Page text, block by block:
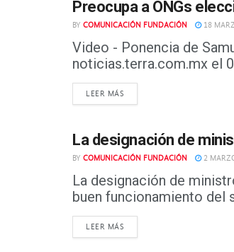
PRESENCIA EN MEDIOS
Preocupa a ONGs
BY COMUNICACIÓN FUNDACIÓN 18
Video - Ponencia de
noticias.terra.com.mx el
LEER MÁS
PRESENCIA EN MEDIOS
La designación de
BY COMUNICACIÓN FUNDACIÓN 2
La designación de
buen funcionamiento del
LEER MÁS